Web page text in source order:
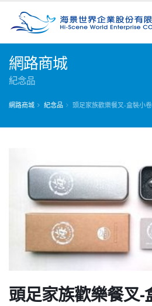
網路商城
紀念品
網路商城 紀念品 頭足家族歡樂餐叉-盒裝小
頭足家族歡樂餐叉-